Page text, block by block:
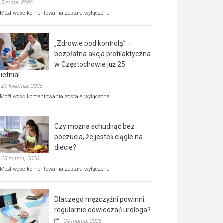
5 maja, 2026
Możliwość komentowania Rusza
rehabilitacji
dla
seniorów!
została wyłączona
„Zdrowie pod kontrolą” –
bezpłatna akcja profilaktyczna
w Częstochowie już 25
21 kwietnia, 2026
Możliwość komentowania „Zdrowie
bezpłatna
akcja
profilaktyczna
w
już
kwietnia!
została wyłączona
Czy można schudnąć bez
poczucia, że jesteś ciągle na
diecie?
25 marca, 2026
Możliwość komentowania Czy
poczucia,
że
została wyłączona
Dlaczego mężczyźni powinni
regularnie odwiedzać urologa?
24 marca, 2026